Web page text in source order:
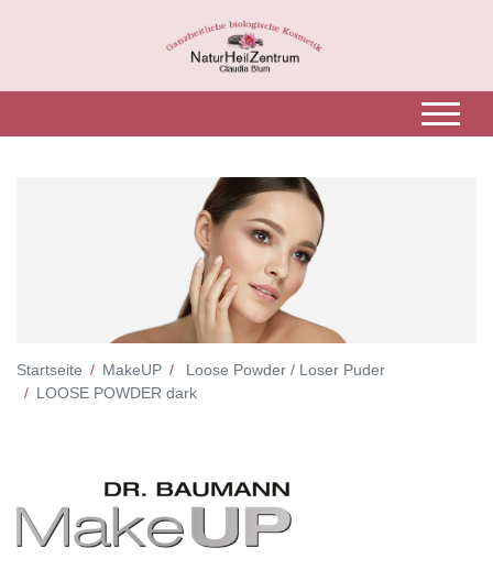
Startseite MakeUP
Loose Powder / Loser Puder
LOOSE POWDER dark